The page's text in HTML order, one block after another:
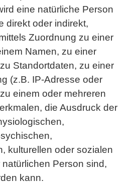
eine natürliche Person
direkt oder indirekt,
Zuordnung zu einer
Namen, zu einer
Standortdaten, zu einer
(z.B. IP-Adresse oder
einem oder mehreren
die Ausdruck der
kulturellen oder sozialen
Person sind,
kann.